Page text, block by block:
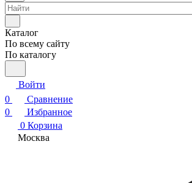
Каталог
По всему сайту
По каталогу
Войти
0
Сравнение
0
Избранное
0 Корзина
Москва